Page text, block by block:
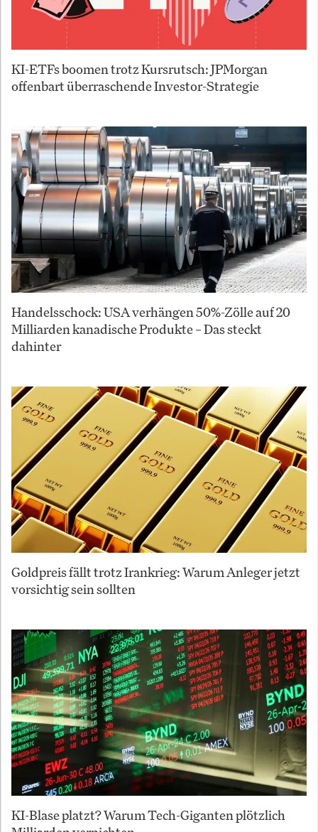
KI-ETFs boomen trotz Kursrutsch: JPMorgan
offenbart überraschende Investor-Strategie
Handelsschock: USA verhängen 50%-Zölle auf 20
Milliarden kanadische Produkte – Das steckt
dahinter
Goldpreis fällt trotz Irankrieg: Warum Anleger jetzt
vorsichtig sein sollten
KI-Blase platzt? Warum Tech-Giganten plötzlich